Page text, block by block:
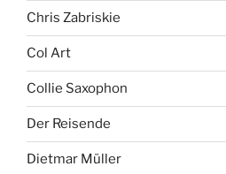
Chris Zabriskie
Col Art
Collie Saxophon
Der Reisende
Dietmar Müller